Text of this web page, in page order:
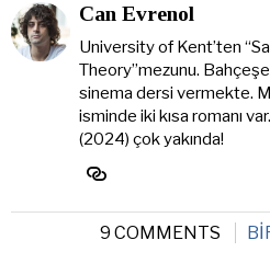
Can Evrenol
University of Kent’ten
Theory”mezunu.
sinema dersi vermekte.
isminde iki kısa romanı
(2024) çok yakında!
9 COMMENTS